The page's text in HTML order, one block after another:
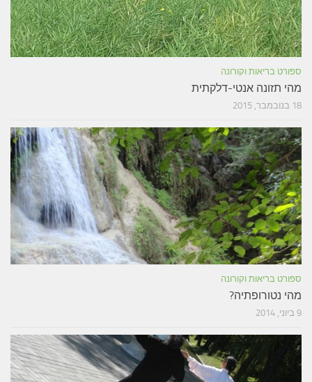
ספורט בריאות וקורונה
מהי תזונה אנטי-דלקתית
18 בנובמבר, 2015
ספורט בריאות וקורונה
מהי נטורופתיה?
9 ביוני, 2014